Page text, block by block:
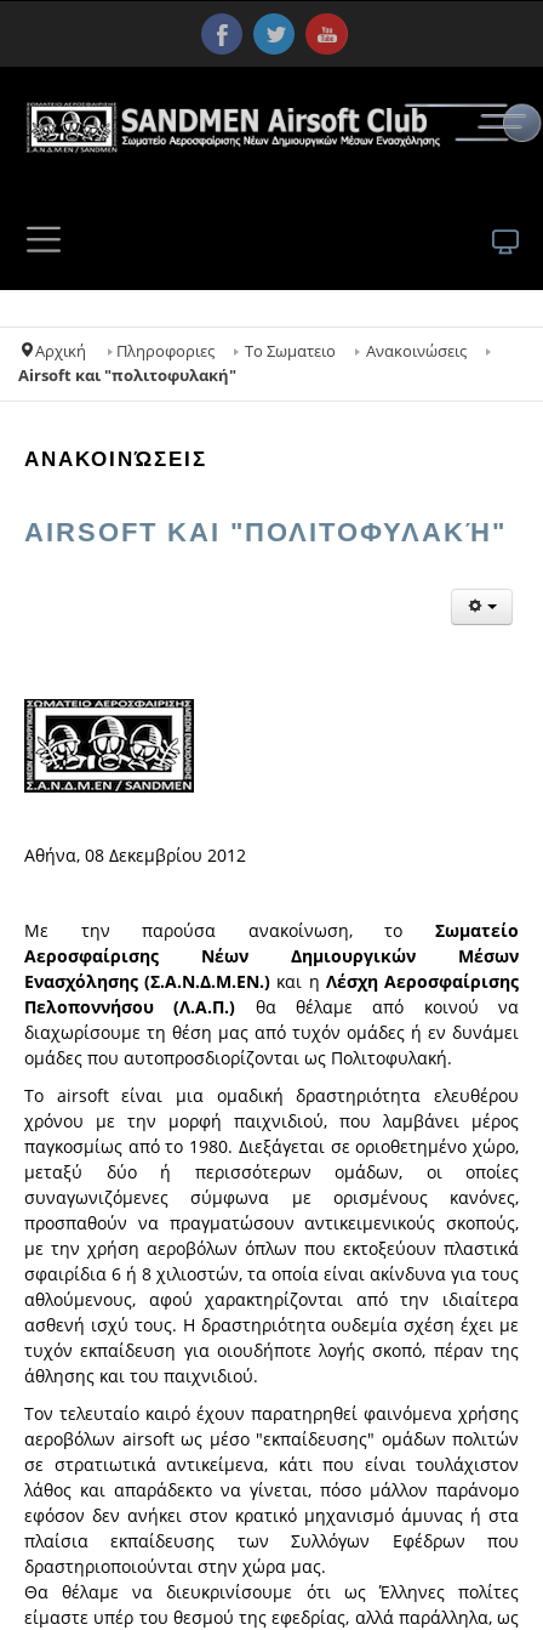
Αρχική Πληροφοριες Το Σωματειο
Ανακοινώσεις
Airsoft και "πολιτοφυλακή"
ΑΝΑΚΟΙΝΏΣΕΙΣ
AIRSOFT ΚΑΙ "ΠΟΛΙΤΟΦΥΛΑΚΉ"
Αθήνα, 08 Δεκεμβρίου 2012
Με την παρούσα ανακοίνωση, το Σωματείο
Αεροσφαίρισης Νέων Δημιουργικών Μέσων
Ενασχόλησης (Σ.Α.Ν.Δ.Μ.ΕΝ.) και η Λέσχη Αεροσφαίρισης
Πελοποννήσου (Λ.Α.Π.) θα θέλαμε από κοινού να
διαχωρίσουμε τη θέση μας από τυχόν ομάδες ή εν δυνάμει
ομάδες που αυτοπροσδιορίζονται ως Πολιτοφυλακή.
Το airsoft είναι μια ομαδική δραστηριότητα ελευθέρου
χρόνου με την μορφή παιχνιδιού, που λαμβάνει μέρος
παγκοσμίως από το 1980. Διεξάγεται σε οριοθετημένο χώρο,
μεταξύ δύο ή περισσότερων ομάδων, οι οποίες
συναγωνιζόμενες σύμφωνα με ορισμένους κανόνες,
προσπαθούν να πραγματώσουν αντικειμενικούς σκοπούς,
με την χρήση αεροβόλων όπλων που εκτοξεύουν πλαστικά
σφαιρίδια 6 ή 8 χιλιοστών, τα οποία είναι ακίνδυνα για τους
αθλούμενους, αφού χαρακτηρίζονται από την ιδιαίτερα
ασθενή ισχύ τους. Η δραστηριότητα ουδεμία σχέση έχει με
τυχόν εκπαίδευση για οιουδήποτε λογής σκοπό, πέραν της
άθλησης και του παιχνιδιού.
Τον τελευταίο καιρό έχουν παρατηρηθεί φαινόμενα χρήσης
αεροβόλων airsoft ως μέσο "εκπαίδευσης" ομάδων πολιτών
σε στρατιωτικά αντικείμενα, κάτι που είναι τουλάχιστον
λάθος και απαράδεκτο να γίνεται, πόσο μάλλον παράνομο
εφόσον δεν ανήκει στον κρατικό μηχανισμό άμυνας ή στα
πλαίσια εκπαίδευσης των Συλλόγων Εφέδρων που
δραστηριοποιούνται στην χώρα μας.
Θα θέλαμε να διευκρινίσουμε ότι ως Έλληνες πολίτες
είμαστε υπέρ του θεσμού της εφεδρίας, αλλά παράλληλα, ως